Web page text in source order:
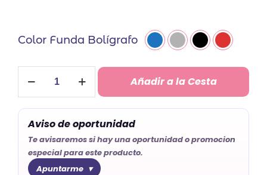
Color Funda Bolígrafo
Bolígrafo
cantidad
Añadir a la Cesta
Aviso de oportunidad
Te avisaremos si hay una oportunidad o promocion
especial para este producto.
Apuntarme